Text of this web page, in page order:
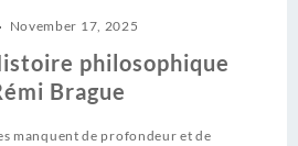
November 17, 2025
philosophique
Brague
manquent de profondeur et de